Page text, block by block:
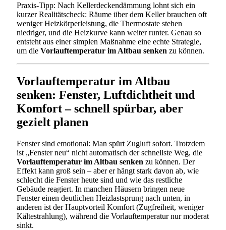
Praxis-Tipp: Nach Kellerdeckendämmung lohnt sich ein
kurzer Realitätscheck: Räume über dem Keller brauchen oft
weniger Heizkörperleistung, die Thermostate stehen
niedriger, und die Heizkurve kann weiter runter. Genau so
entsteht aus einer simplen Maßnahme eine echte Strategie,
um die Vorlauftemperatur im Altbau senken zu können.
Vorlauftemperatur im Altbau
senken: Fenster, Luftdichtheit und
Komfort – schnell spürbar, aber
gezielt planen
Fenster sind emotional: Man spürt Zugluft sofort. Trotzdem
ist „Fenster neu“ nicht automatisch der schnellste Weg, die
Vorlauftemperatur im Altbau senken zu können. Der
Effekt kann groß sein – aber er hängt stark davon ab, wie
schlecht die Fenster heute sind und wie das restliche
Gebäude reagiert. In manchen Häusern bringen neue
Fenster einen deutlichen Heizlastsprung nach unten, in
anderen ist der Hauptvorteil Komfort (Zugfreiheit, weniger
Kältestrahlung), während die Vorlauftemperatur nur moderat
sinkt.